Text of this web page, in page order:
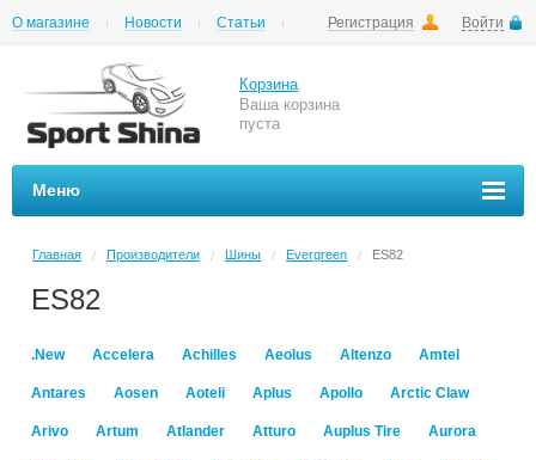
Регистрация Войти
О магазине Новости
Статьи
Корзина
Ваша корзина
пуста
Меню
Главная / Производители / Шины / Evergreen / ES82
ES82
.New Accelera Achilles Aeolus Altenzo Amtel
Antares Aosen Aoteli Aplus Apollo Arctic Claw
Arivo Artum Atlander Atturo Auplus Tire Aurora